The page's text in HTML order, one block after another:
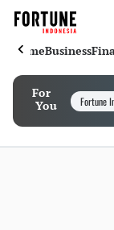
HomeBusiness
For
You
Fortune